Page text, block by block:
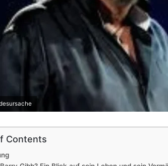
Contents